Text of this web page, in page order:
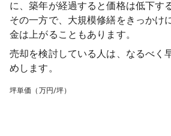
に、築年が経過すると価格は低下す
その一方で、大規模修繕をきっかけ
金は上がることもあります。
売却を検討している人は、なるべく
めします。
坪単価（万円/坪）